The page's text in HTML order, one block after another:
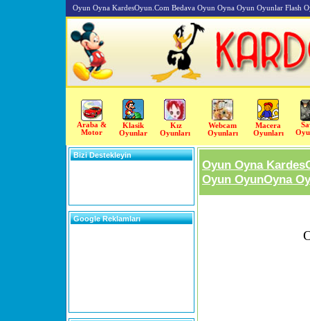
Oyun Oyna KardesOyun.Com Bedava Oyun Oyna Oyun Oyunlar Flash
Araba &
Motor
Klasik
Oyunlar
Kız
Oyunları
Webcam
Oyunları
Macera
Oyunları
Bizi Destekleyin
Google Reklamları
Oyun Oyna
Oyun OyunOyna